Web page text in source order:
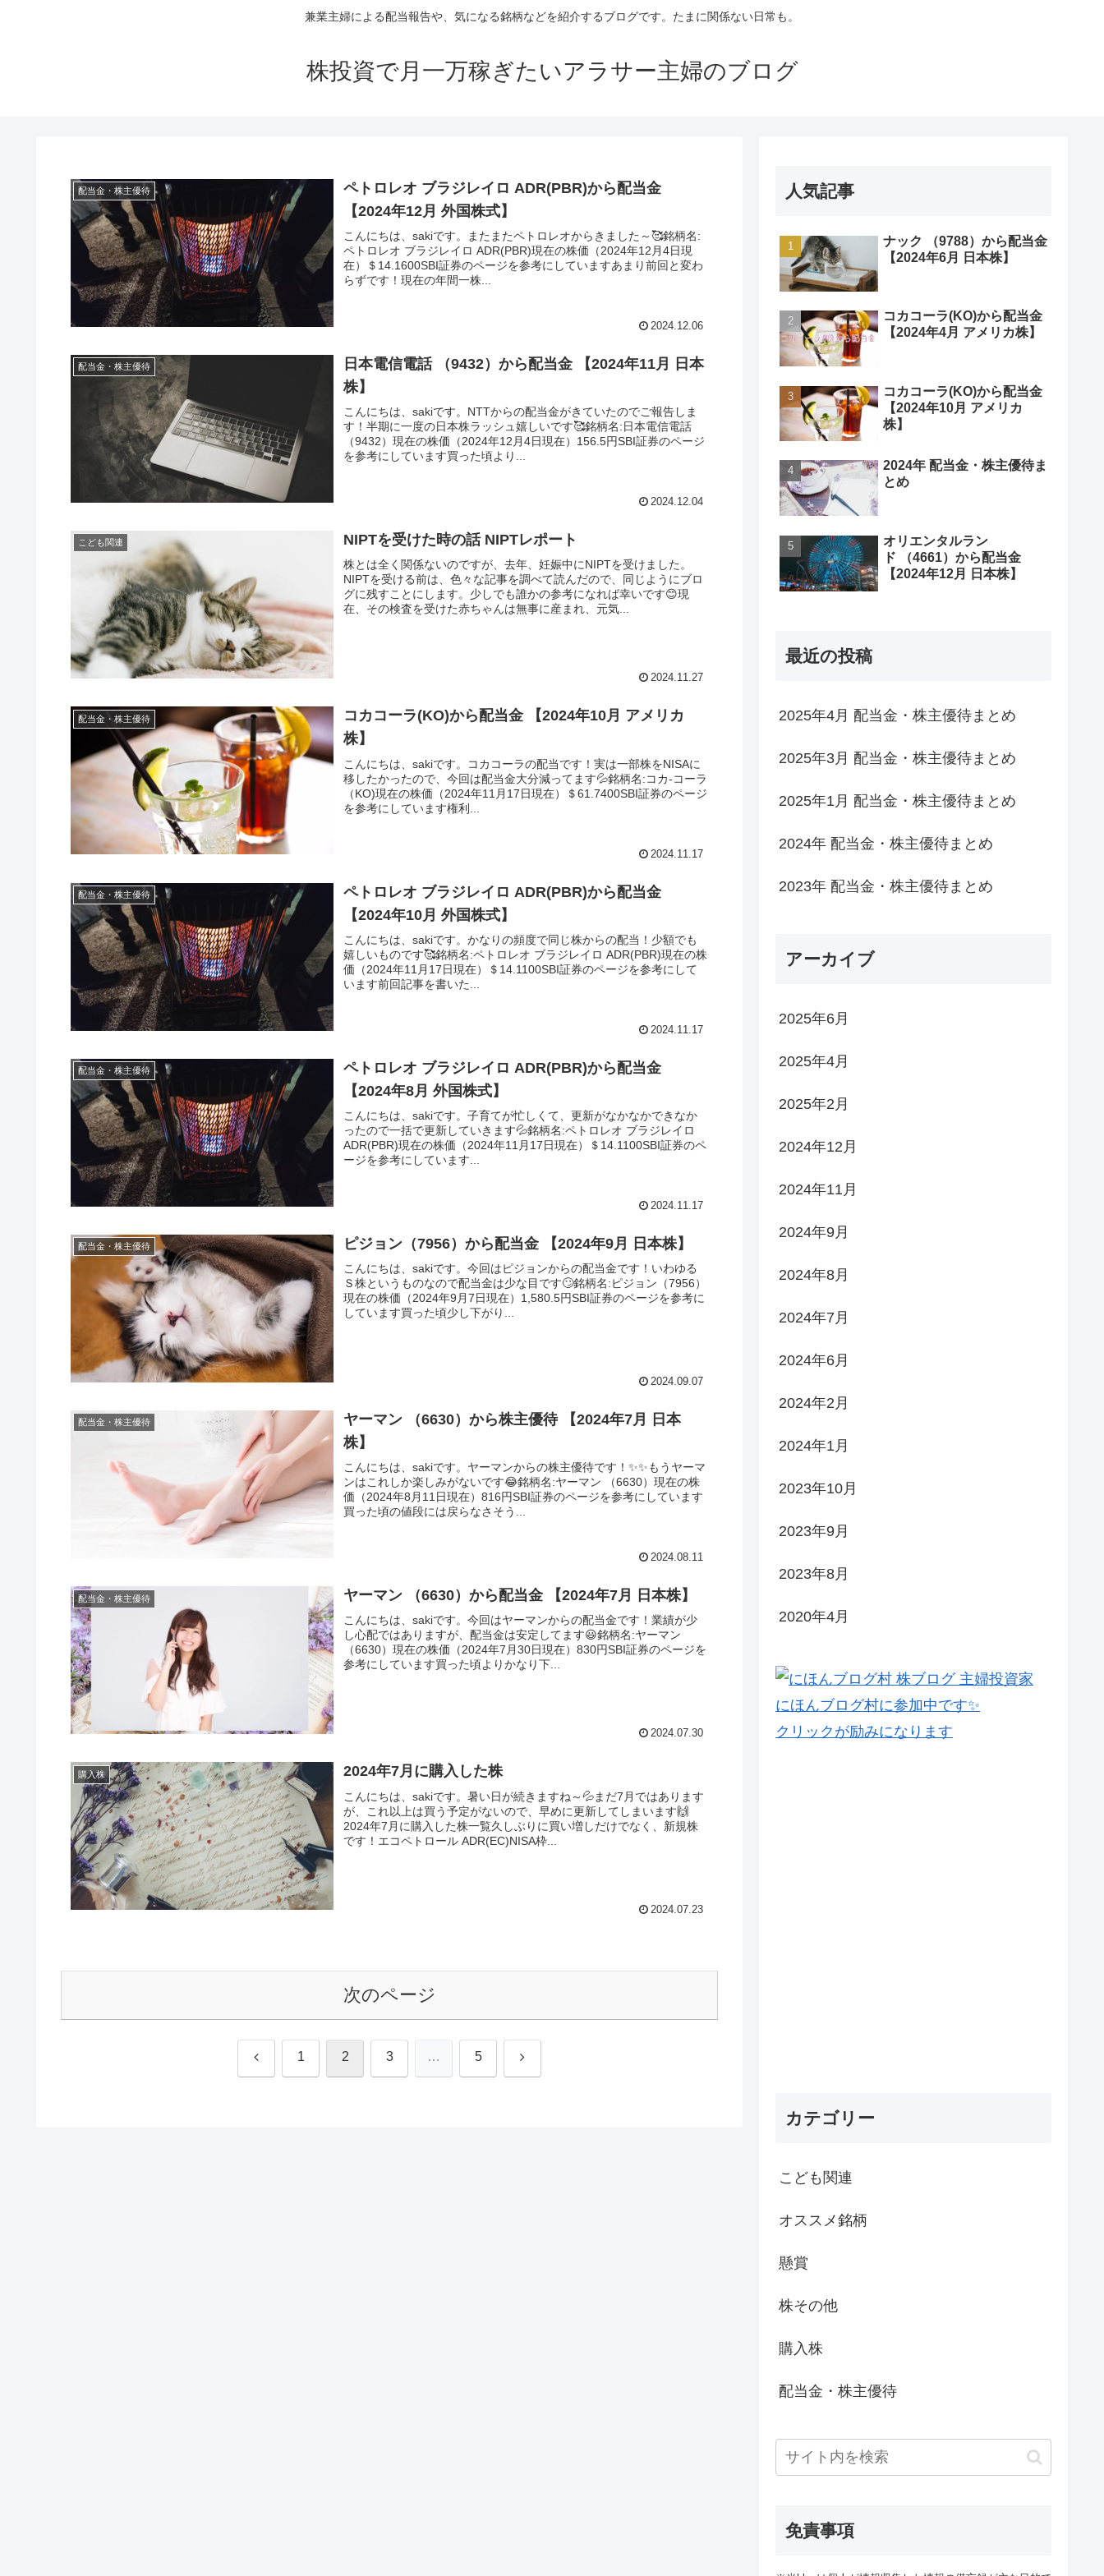
兼業主婦による配当報告や、気になる銘柄などを紹介するブログです。たまに関係ない日常も。
株投資で月一万稼ぎたいアラサー主婦のブログ
配当金・株主優待
ペトロレオ ブラジレイロ ADR(PBR)から配当金
【2024年12月 外国株式】
こんにちは、sakiです。またまたペトロレオからきました～🥰銘柄名:
ペトロレオ ブラジレイロ ADR(PBR)現在の株価（2024年12月4日現
在）＄14.1600SBI証券のページを参考にしていますあまり前回と変わ
らずです！現在の年間一株...
2024.12.06
配当金・株主優待
日本電信電話 （9432）から配当金 【2024年11月 日本
株】
こんにちは、sakiです。NTTからの配当金がきていたのでご報告しま
す！半期に一度の日本株ラッシュ嬉しいです🥰銘柄名:日本電信電話
（9432）現在の株価（2024年12月4日現在）156.5円SBI証券のページ
を参考にしています買った頃より...
2024.12.04
こども関連 NIPTを受けた時の話 NIPTレポート
株とは全く関係ないのですが、去年、妊娠中にNIPTを受けました。
NIPTを受ける前は、色々な記事を調べて読んだので、同じようにブロ
グに残すことにします。少しでも誰かの参考になれば幸いです😊現
在、その検査を受けた赤ちゃんは無事に産まれ、元気...
2024.11.27
配当金・株主優待
コカコーラ(KO)から配当金 【2024年10月 アメリカ
株】
こんにちは、sakiです。コカコーラの配当です！実は一部株をNISAに
移したかったので、今回は配当金大分減ってます💦銘柄名:コカ-コーラ
（KO)現在の株価（2024年11月17日現在）＄61.7400SBI証券のページ
を参考にしています権利...
2024.11.17
配当金・株主優待
ペトロレオ ブラジレイロ ADR(PBR)から配当金
【2024年10月 外国株式】
こんにちは、sakiです。かなりの頻度で同じ株からの配当！少額でも
嬉しいものです🥰銘柄名:ペトロレオ ブラジレイロ ADR(PBR)現在の株
価（2024年11月17日現在）＄14.1100SBI証券のページを参考にして
います前回記事を書いた...
2024.11.17
配当金・株主優待
ペトロレオ ブラジレイロ ADR(PBR)から配当金
【2024年8月 外国株式】
こんにちは、sakiです。子育てが忙しくて、更新がなかなかできなか
ったので一括で更新していきます💦銘柄名:ペトロレオ ブラジレイロ
ADR(PBR)現在の株価（2024年11月17日現在）＄14.1100SBI証券のペ
ージを参考にしています...
2024.11.17
配当金・株主優待 ピジョン（7956）から配当金 【2024年9月 日本株】
こんにちは、sakiです。今回はピジョンからの配当金です！いわゆる
Ｓ株というものなので配当金は少な目です🙄銘柄名:ピジョン（7956）
現在の株価（2024年9月7日現在）1,580.5円SBI証券のページを参考に
しています買った頃少し下がり...
2024.09.07
配当金・株主優待
ヤーマン （6630）から株主優待 【2024年7月 日本
株】
こんにちは、sakiです。ヤーマンからの株主優待です！✨✨もうヤーマ
ンはこれしか楽しみがないです😂銘柄名:ヤーマン （6630）現在の株
価（2024年8月11日現在）816円SBI証券のページを参考にしています
買った頃の値段には戻らなさそう...
2024.08.11
配当金・株主優待 ヤーマン （6630）から配当金 【2024年7月 日本株】
こんにちは、sakiです。今回はヤーマンからの配当金です！業績が少
し心配ではありますが、配当金は安定してます😃銘柄名:ヤーマン
（6630）現在の株価（2024年7月30日現在）830円SBI証券のページを
参考にしています買った頃よりかなり下...
2024.07.30
購入株 2024年7月に購入した株
こんにちは、sakiです。暑い日が続きますね～💦まだ7月ではあります
が、これ以上は買う予定がないので、早めに更新してしまいます🙌
2024年7月に購入した株一覧久しぶりに買い増しだけでなく、新規株
です！エコペトロール ADR(EC)NISA枠...
2024.07.23
次のページ
前 1 2 3 … 5 次
人気記事
ナック （9788）から配当金
【2024年6月 日本株】
コカコーラ(KO)から配当金
【2024年4月 アメリカ株】
コカコーラ(KO)から配当金
【2024年10月 アメリカ
株】
2024年 配当金・株主優待ま
とめ
オリエンタルラン
ド （4661）から配当金
【2024年12月 日本株】
最近の投稿
2025年4月 配当金・株主優待まとめ
2025年3月 配当金・株主優待まとめ
2025年1月 配当金・株主優待まとめ
2024年 配当金・株主優待まとめ
2023年 配当金・株主優待まとめ
アーカイブ
2025年6月
2025年4月
2025年2月
2024年12月
2024年11月
2024年9月
2024年8月
2024年7月
2024年6月
2024年2月
2024年1月
2023年10月
2023年9月
2023年8月
2020年4月
にほんブログ村に参加中です✨
クリックが励みになります
カテゴリー
こども関連
オススメ銘柄
懸賞
株その他
購入株
配当金・株主優待
免責事項